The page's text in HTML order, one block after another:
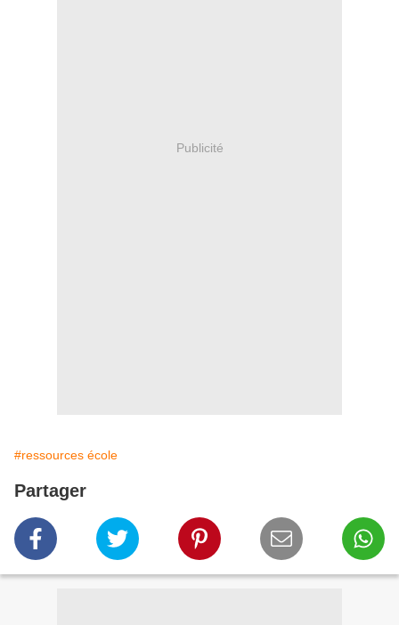
Publicité
#ressources école
Partager